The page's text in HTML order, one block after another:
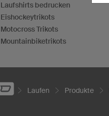
Laufshirts bedrucken
Eishockeytrikots
Motocross Trikots
Mountainbiketrikots
Laufen Produkte